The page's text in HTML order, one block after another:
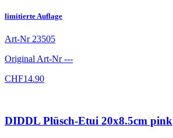
limitierte Auflage
Art-Nr 23505
Original Art-Nr---
CHF14.90
DIDDL Plüsch-Etui 20x8.5cm pink